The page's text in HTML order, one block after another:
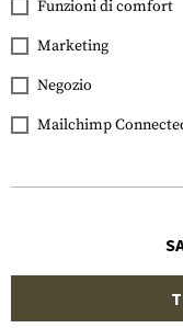
GLOCK
Funzioni di comfort
Marketing
Negozio
Mailchimp